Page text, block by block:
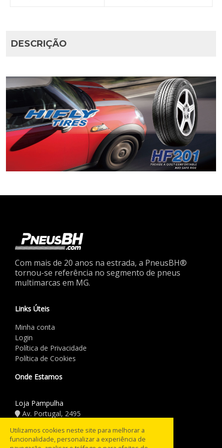
DESCRIÇÃO
Com mais de 20 anos na estrada, a PneusBH®
tornou-se referência no segmento de pneus
multimarcas em MG.
Links Úteis
Minha conta
Login
Política de Privacidade
Política de Cookies
Onde Estamos
Loja Pampulha
Av. Portugal, 2495
Horário de Funcionamento
Utilizamos cookies neste site para melhorar a
funcionalidade, personalizar a experiência de